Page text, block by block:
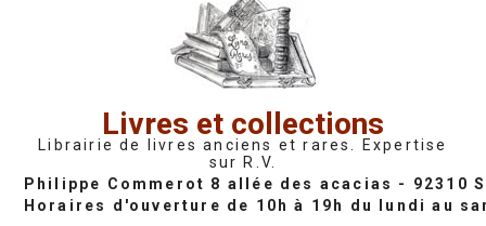
Livres et collections
Librairie de livres anciens et rares. Expertise
sur R.V.